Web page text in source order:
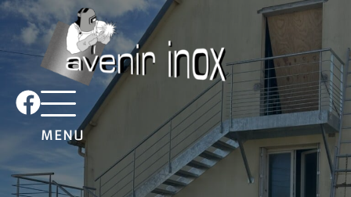
MENU